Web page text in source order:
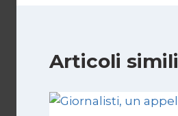
Articoli simili